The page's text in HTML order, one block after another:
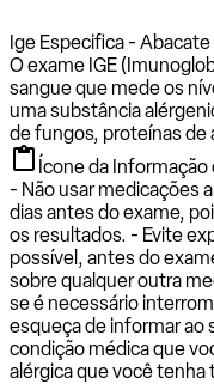
Ige Especifica -
O exame IGE
sangue que mede os
uma substância
de fungos, proteínas de
Ícone da Informação
- Não usar medicações
dias antes do exame,
os resultados. - Evite
possível, antes do
sobre qualquer outra
se é necessário
esqueça de informar ao
condição médica que
alérgica que você tenha